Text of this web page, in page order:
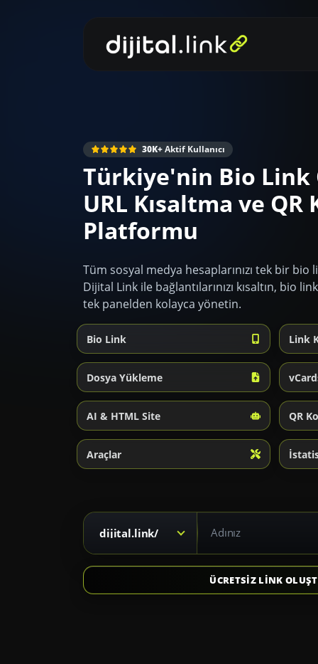
30K+Aktif Kullanıcı
Türkiye'nin Bio Link
URL Kısaltma ve QR
Platformu
Tüm sosyal medya hesaplarınızı tek bir bio
Dijital Link ile bağlantılarınızı kısaltın, bio
tek panelden kolayca yönetin.
Bio Link Link
Dosya Yükleme
AI & HTML Site QR
Araçlar
Kısa link için alan adı seçiniz
dijital.link/
ÜCRETSİZ LİNK